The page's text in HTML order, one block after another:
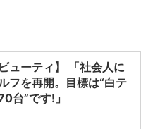
ューティ】 「社会人に
フを再開。目標は“白テ
台”です!」